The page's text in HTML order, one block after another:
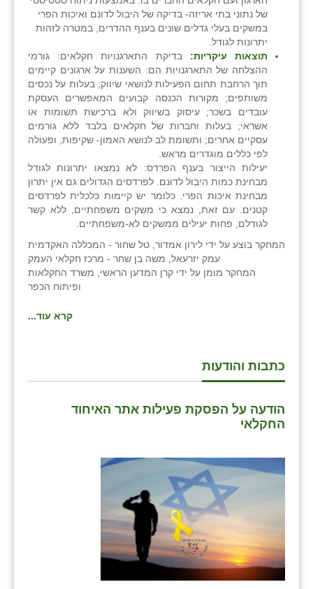
של נתוני בתי אריזה- בדיקה של היבול לדונם ואיכות הפרי
במשקים בעלי גדלים שונים בענף ההדרים, במטרה לזהות
יתרונות לגודל.
תוצאות עיקריות: בדיקת התארגנויות חקלאים: גורמי
ההצלחה של התארגנויות הם: השענות על ארגונים קיימים
תוך הרחבת תחום הפעילות לנושאי שיווק; בעלות על נכסים
משותפים; מקורות הכנסה קבועים המאפשרים העסקת
עובדים בשכר; עיסוק בשיווק ולא ברכישת תשומות או
אשראי; בעלות וחברות של חקלאים בלבד ללא גורמים
עסקיים אחרים; ותשומת לב לנושא האמון- שקיפות, ופעולה
לפי כללים מוגדרים מראש.
יעילות הייצור בענף הפרדס: לא נמצאו יתרונות לגודל
מבחינת כמות היבול לדונם. לפרדסים הגדולים גם אין יתרון
מבחינת איכות הפרי. כלומר יש קיימות כלכלית לפרדסים
קטנים. עם זאת, נמצא כי משקים משפחתיים, ללא קשר
לגודלם, פחות יעילים ממשקים לא-משפחתיים.
המחקר בוצע על ידי לירון אמדור, טל שחור - המכללה האקדמית
עמק יזרעאל, משה בן שחר - מרכז חקלאי העמק
המחקר מומן על ידי קרן המדען הראשי, משרד החקלאות
ופיתוח הכפר
קרא עוד...
כתבות והודעות
הודעה על הפסקת פעילות אתר האיחוד
החקלאי
שבי ציון
שדה ורבורג
שדה צבי
תלמי יוסף
בוסתן הגליל